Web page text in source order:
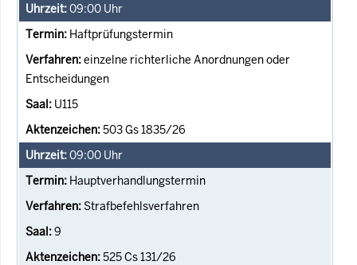
09:00 Uhr
Haftprüfungstermin
einzelne richterliche Anordnungen oder
Entscheidungen
U115
503 Gs 1835/26
09:00 Uhr
Hauptverhandlungstermin
Strafbefehlsverfahren
9
525 Cs 131/26